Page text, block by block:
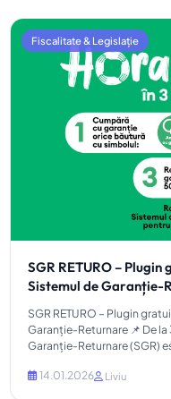
Fiscalitate & Legislație
SGR RETURO –
Sistemul de Garanție-
SGR RETURO – Plugin
Garanție-Returnare 📌 De
Garanție-Returnare (SGR)
14.01.2026 Liviu